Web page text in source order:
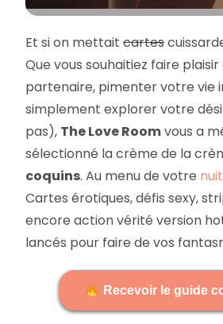
Et si on mettaitcartes
Que vous souhaitiez faire
partenaire, pimenter votre vie
simplement explorer votre
pas), The Love Roomvous a
sélectionné la crème de la
coquins. Au menu de votre
Cartes érotiques, défis sexy,
encore action vérité version
lancés pour faire de vos
Recevoir le guide